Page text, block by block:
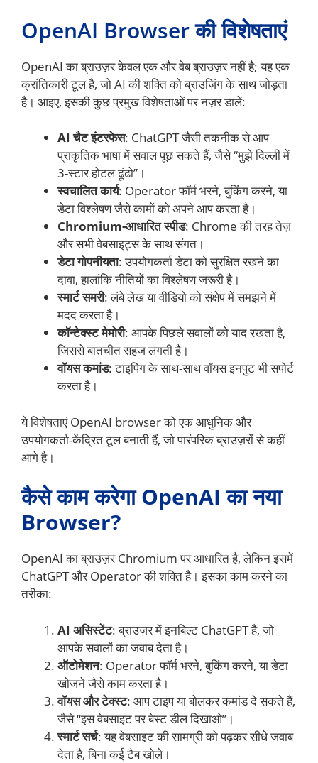
OpenAI Browser की विशेषताएं
OpenAI का ब्राउज़र केवल एक और वेब ब्राउज़र नहीं है; यह एक
क्रांतिकारी टूल है, जो AI की शक्ति को ब्राउज़िंग के साथ जोड़ता
है। आइए, इसकी कुछ प्रमुख विशेषताओं पर नज़र डालें:
AI चैट इंटरफेस: ChatGPT जैसी तकनीक से आप
प्राकृतिक भाषा में सवाल पूछ सकते हैं, जैसे “मुझे दिल्ली में
3-स्टार होटल ढूंढो”।
स्वचालित कार्य: Operator फॉर्म भरने, बुकिंग करने, या
डेटा विश्लेषण जैसे कामों को अपने आप करता है।
Chromium-आधारित स्पीड: Chrome की तरह तेज़
और सभी वेबसाइट्स के साथ संगत।
डेटा गोपनीयता: उपयोगकर्ता डेटा को सुरक्षित रखने का
दावा, हालांकि नीतियों का विश्लेषण जरूरी है।
स्मार्ट समरी: लंबे लेख या वीडियो को संक्षेप में समझने में
मदद करता है।
कॉन्टेक्स्ट मेमोरी: आपके पिछले सवालों को याद रखता है,
जिससे बातचीत सहज लगती है।
वॉयस कमांड: टाइपिंग के साथ-साथ वॉयस इनपुट भी सपोर्ट
करता है।
ये विशेषताएं OpenAI browser को एक आधुनिक और
उपयोगकर्ता-केंद्रित टूल बनाती हैं, जो पारंपरिक ब्राउज़रों से कहीं
आगे है।
कैसे काम करेगा OpenAI का नया
Browser?
OpenAI का ब्राउज़र Chromium पर आधारित है, लेकिन इसमें
ChatGPT और Operator की शक्ति है। इसका काम करने का
तरीका:
AI असिस्टेंट: ब्राउज़र में इनबिल्ट ChatGPT है, जो
आपके सवालों का जवाब देता है।
ऑटोमेशन: Operator फॉर्म भरने, बुकिंग करने, या डेटा
खोजने जैसे काम करता है।
वॉयस और टेक्स्ट: आप टाइप या बोलकर कमांड दे सकते हैं,
जैसे “इस वेबसाइट पर बेस्ट डील दिखाओ”।
स्मार्ट सर्च: यह वेबसाइट की सामग्री को पढ़कर सीधे जवाब
देता है, बिना कई टैब खोले।